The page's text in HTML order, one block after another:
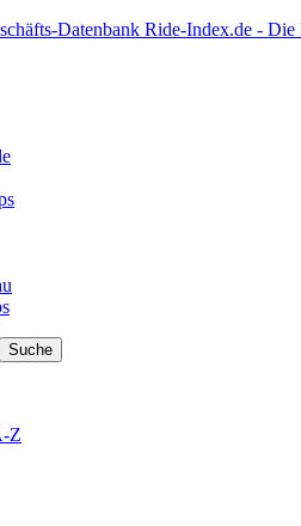
Ride-Index.de - Die
Z